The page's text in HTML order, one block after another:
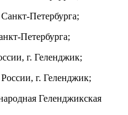
Петербурга;
Петербурга;
г. Геленджик;
г. Геленджик;
Геленджикская